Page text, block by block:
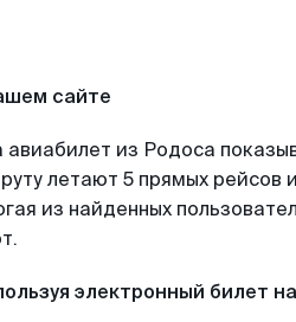
сайте
авиабилет из Родоса
летают 5 прямых рейсов
из найденных
электронный билет